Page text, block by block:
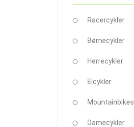
Racercykler
Børnecykler
Herrecykler
Elcykler
Mountainbikes
Damecykler